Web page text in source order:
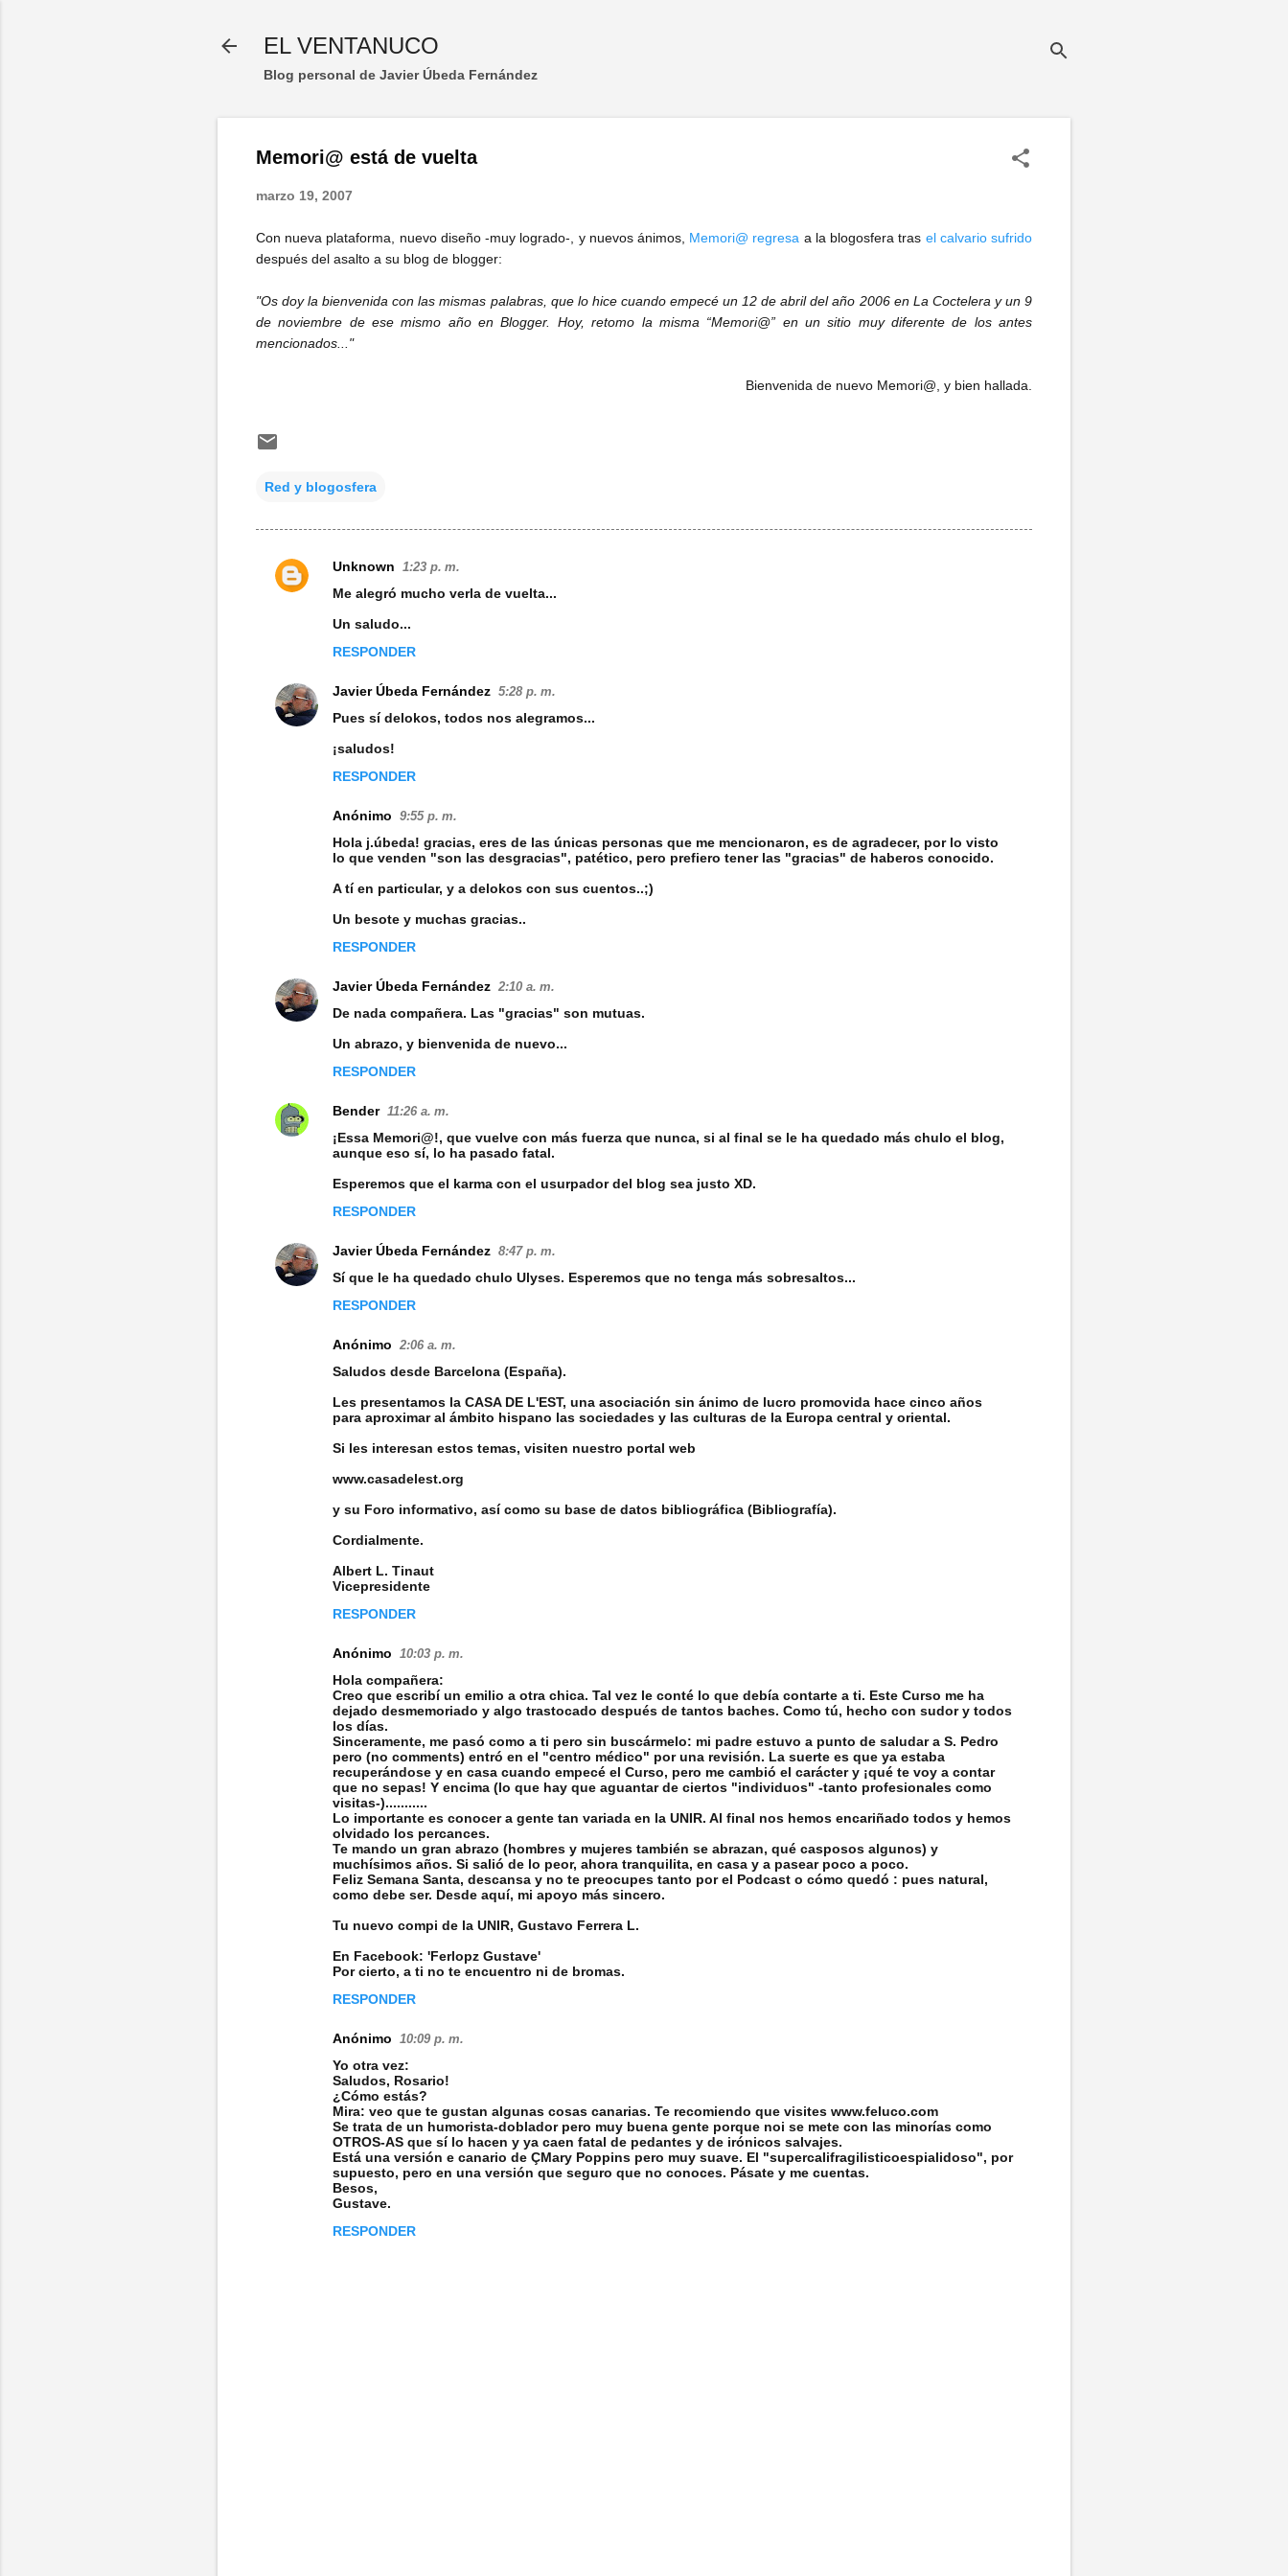
EL VENTANUCO
Blog personal de Javier Úbeda Fernández
Memori@ está de vuelta
marzo 19, 2007
Con nueva plataforma, nuevo diseño -muy logrado-, y nuevos ánimos, Memori@ regresa a la blogosfera tras el calvario sufrido
después del asalto a su blog de blogger:
"Os doy la bienvenida con las mismas palabras, que lo hice cuando empecé un 12 de abril del año 2006 en La Coctelera y un 9
de noviembre de ese mismo año en Blogger. Hoy, retomo la misma “Memori@” en un sitio muy diferente de los antes
mencionados..."
Bienvenida de nuevo Memori@, y bien hallada.
Red y blogosfera
C
n
t
Unknown 1:23 p. m.
Me alegró mucho verla de vuelta...
Un saludo...
RESPONDER
Javier Úbeda Fernández 5:28 p. m.
Pues sí delokos, todos nos alegramos...
¡saludos!
RESPONDER
Anónimo 9:55 p. m.
Hola j.úbeda! gracias, eres de las únicas personas que me mencionaron, es de agradecer, por lo visto
lo que venden "son las desgracias", patético, pero prefiero tener las "gracias" de haberos conocido.
A tí en particular, y a delokos con sus cuentos..;)
Un besote y muchas gracias..
RESPONDER
Javier Úbeda Fernández 2:10 a. m.
De nada compañera. Las "gracias" son mutuas.
Un abrazo, y bienvenida de nuevo...
RESPONDER
Bender 11:26 a. m.
¡Essa Memori@!, que vuelve con más fuerza que nunca, si al final se le ha quedado más chulo el blog,
aunque eso sí, lo ha pasado fatal.
Esperemos que el karma con el usurpador del blog sea justo XD.
RESPONDER
Javier Úbeda Fernández 8:47 p. m.
Sí que le ha quedado chulo Ulyses. Esperemos que no tenga más sobresaltos...
RESPONDER
Anónimo 2:06 a. m.
Saludos desde Barcelona (España).
Les presentamos la CASA DE L'EST, una asociación sin ánimo de lucro promovida hace cinco años
para aproximar al ámbito hispano las sociedades y las culturas de la Europa central y oriental.
Si les interesan estos temas, visiten nuestro portal web
www.casadelest.org
y su Foro informativo, así como su base de datos bibliográfica (Bibliografía).
Cordialmente.
Albert L. Tinaut
Vicepresidente
RESPONDER
Anónimo 10:03 p. m.
Hola compañera:
Creo que escribí un emilio a otra chica. Tal vez le conté lo que debía contarte a ti. Este Curso me ha
dejado desmemoriado y algo trastocado después de tantos baches. Como tú, hecho con sudor y todos
los días.
Sinceramente, me pasó como a ti pero sin buscármelo: mi padre estuvo a punto de saludar a S. Pedro
pero (no comments) entró en el "centro médico" por una revisión. La suerte es que ya estaba
recuperándose y en casa cuando empecé el Curso, pero me cambió el carácter y ¡qué te voy a contar
que no sepas! Y encima (lo que hay que aguantar de ciertos "individuos" -tanto profesionales como
visitas-)...........
Lo importante es conocer a gente tan variada en la UNIR. Al final nos hemos encariñado todos y hemos
olvidado los percances.
Te mando un gran abrazo (hombres y mujeres también se abrazan, qué casposos algunos) y
muchísimos años. Si salió de lo peor, ahora tranquilita, en casa y a pasear poco a poco.
Feliz Semana Santa, descansa y no te preocupes tanto por el Podcast o cómo quedó : pues natural,
como debe ser. Desde aquí, mi apoyo más sincero.
Tu nuevo compi de la UNIR, Gustavo Ferrera L.
En Facebook: 'Ferlopz Gustave'
Por cierto, a ti no te encuentro ni de bromas.
RESPONDER
Anónimo 10:09 p. m.
Yo otra vez:
Saludos, Rosario!
¿Cómo estás?
Mira: veo que te gustan algunas cosas canarias. Te recomiendo que visites www.feluco.com
Se trata de un humorista-doblador pero muy buena gente porque noi se mete con las minorías como
OTROS-AS que sí lo hacen y ya caen fatal de pedantes y de irónicos salvajes.
Está una versión e canario de ÇMary Poppins pero muy suave. El "supercalifragilisticoespialidoso", por
supuesto, pero en una versión que seguro que no conoces. Pásate y me cuentas.
Besos,
Gustave.
RESPONDER